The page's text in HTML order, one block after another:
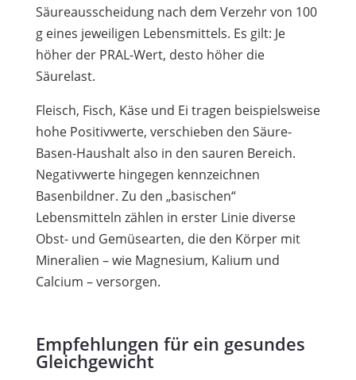
Säureausscheidung nach dem Verzehr von 100
g eines jeweiligen Lebensmittels. Es gilt: Je
höher der PRAL-Wert, desto höher die
Säurelast.
Fleisch, Fisch, Käse und Ei tragen beispielsweise
hohe Positivwerte, verschieben den Säure-
Basen-Haushalt also in den sauren Bereich.
Negativwerte hingegen kennzeichnen
Basenbildner. Zu den „basischen“
Lebensmitteln zählen in erster Linie diverse
Obst- und Gemüsearten, die den Körper mit
Mineralien – wie Magnesium, Kalium und
Calcium – versorgen.
Empfehlungen für ein gesundes
Gleichgewicht